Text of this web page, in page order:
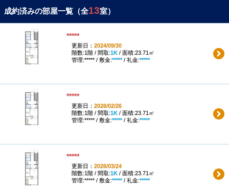
成約済みの部屋一覧（全13室）
*****
更新日： 2024/09/30
階数:1階 / 間取:1K/ 面積:23.71㎡
管理:***** / 敷金:*****/ 礼金:*****
*****
更新日： 2026/02/26
階数:1階 / 間取:1K/ 面積:23.71㎡
管理:***** / 敷金:*****/ 礼金:*****
*****
更新日： 2026/03/24
階数:1階 / 間取:1K/ 面積:23.71㎡
管理:***** / 敷金:*****/ 礼金:*****